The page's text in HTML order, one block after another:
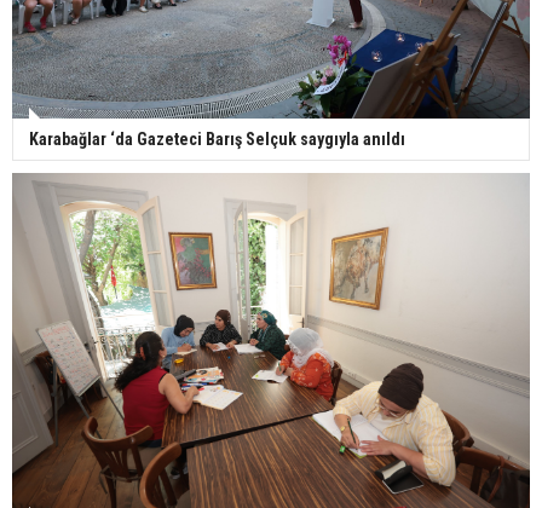
Karabağlar ‘da Gazeteci Barış Selçuk saygıyla anıldı